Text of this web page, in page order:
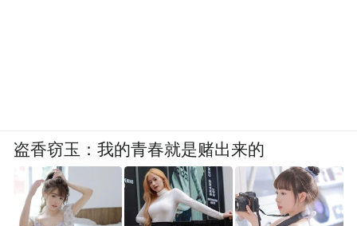
盗香窃玉：我的青春就是赌出来的